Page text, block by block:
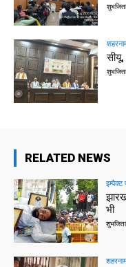
सीयू,
RELATED NEWS
इम्पैक्ट
भी
शुभजिता